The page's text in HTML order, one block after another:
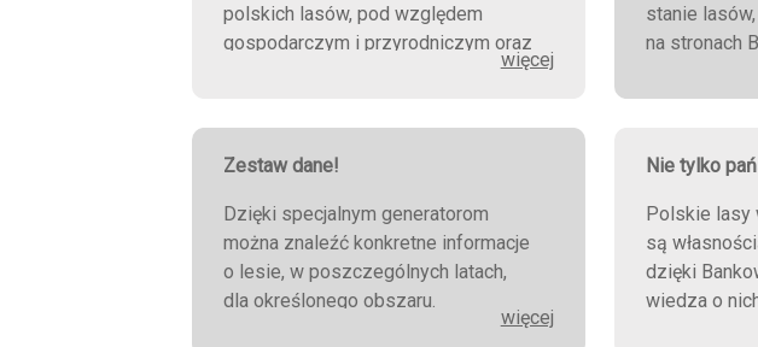
polskich lasów, pod względem
gospodarczym i przyrodniczym oraz
więcej
stanie
na stronach
Zestaw dane!
Dzięki specjalnym generatorom
można znaleźć konkretne informacje
o lesie, w poszczególnych latach,
dla określonego obszaru.
więcej
Nie tylko
Polskie lasy
są
dzięki
wiedza o